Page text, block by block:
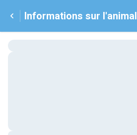
Informations sur l'animal